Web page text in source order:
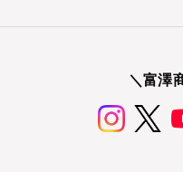
＼富澤